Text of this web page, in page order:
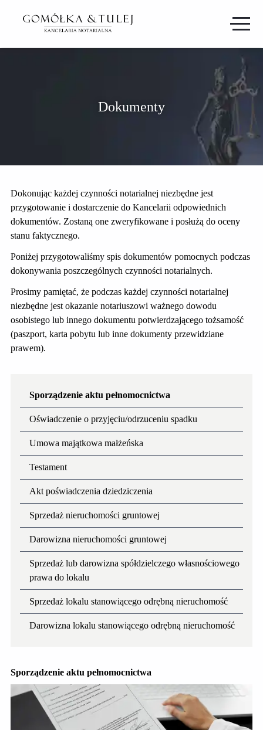
Dokumenty
Dokonując każdej czynności notarialnej niezbędne jest
przygotowanie i dostarczenie do Kancelarii odpowiednich
dokumentów. Zostaną one zweryfikowane i posłużą do oceny
stanu faktycznego.
Poniżej przygotowaliśmy spis dokumentów pomocnych podczas
dokonywania poszczególnych czynności notarialnych.
Prosimy pamiętać, że podczas każdej czynności notarialnej
niezbędne jest okazanie notariuszowi ważnego dowodu
osobistego lub innego dokumentu potwierdzającego tożsamość
(paszport, karta pobytu lub inne dokumenty przewidziane
prawem).
Sporządzenie aktu pełnomocnictwa
Oświadczenie o przyjęciu/odrzuceniu spadku
Umowa majątkowa małżeńska
Testament
Akt poświadczenia dziedziczenia
Sprzedaż nieruchomości gruntowej
Darowizna nieruchomości gruntowej
Sprzedaż lub darowizna spółdzielczego własnościowego
prawa do lokalu
Sprzedaż lokalu stanowiącego odrębną nieruchomość
Darowizna lokalu stanowiącego odrębną nieruchomość
Sporządzenie aktu pełnomocnictwa